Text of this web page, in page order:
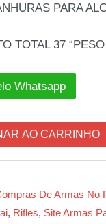
PARA
TOTAL 37
Whatsapp
AO CARRINHO
De Armas No
, Rifles, Site Armas